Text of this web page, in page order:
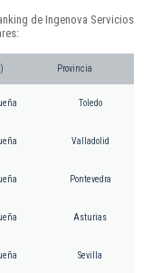
de Ingenova Servicios
Provincia
Toledo
Valladolid
Pontevedra
Asturias
Sevilla